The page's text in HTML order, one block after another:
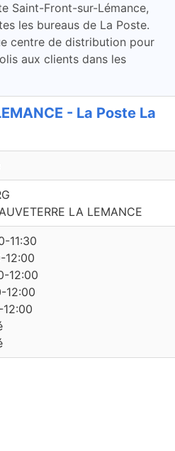
Saint-Front-sur-Lémance,
les bureaus de La Poste.
centre de distribution pour
aux clients dans les
- La Poste La
LA LEMANCE
11:30
12:00
12:00
12:00